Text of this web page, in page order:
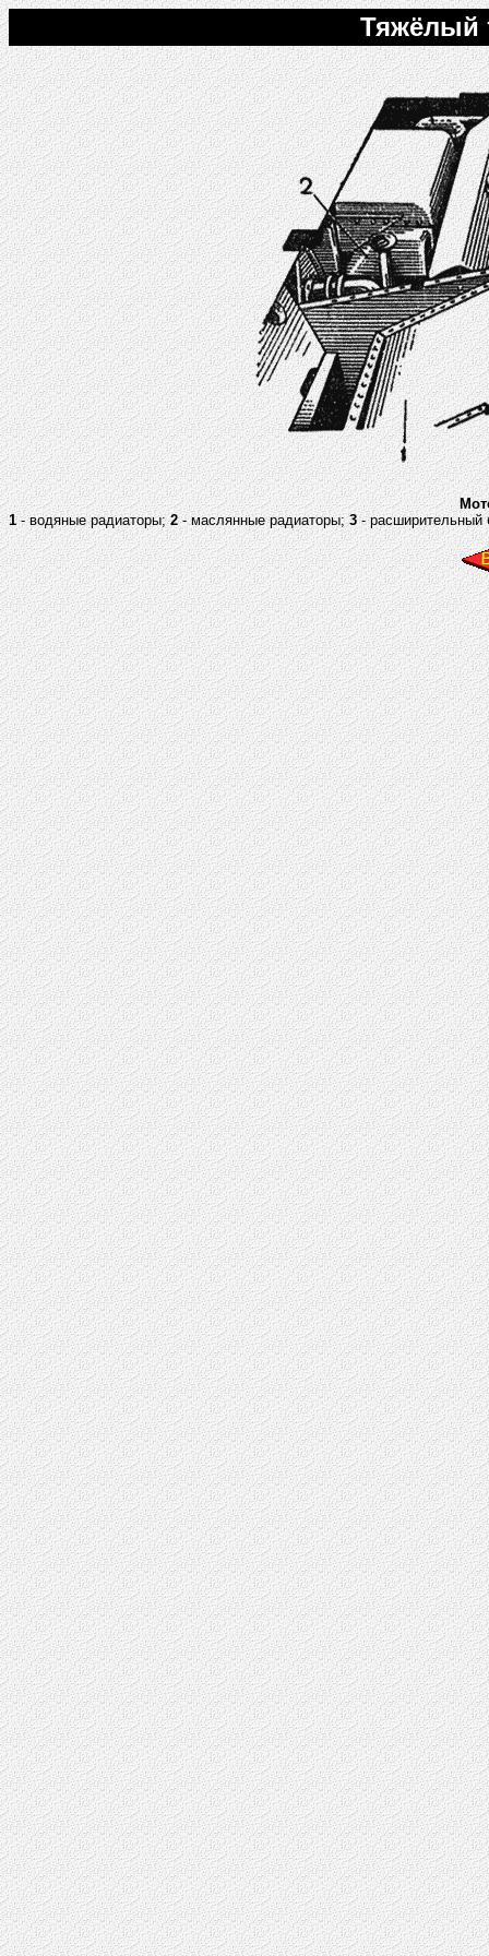
Тяжёлый
1- водяные радиаторы;2- маслянные радиаторы;3- расширительный